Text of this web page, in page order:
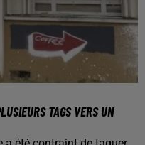
TAGS VERS UN